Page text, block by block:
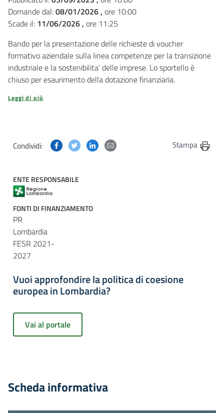
Domande dal:08/01/2026 , ore 10:00
Scade il: 11/06/2026 , ore 11:25
Bando per la presentazione delle richieste di voucher
formativo aziendale sulla linea competenze per la transizione
industriale e la sostenibilita’ delle imprese. Lo sportello è
chiuso per esaurimento della dotazione finanziaria.
Leggi di più
Condividi: Condividi questa pagina su Facebook
Condividi questa pagina su Twitter
Condividi questa pagina su Linkedin
Condividi questa pagina via
Stampa
ENTE RESPONSABILE
FONTI DI FINANZIAMENTO
PR
Lombardia
FESR 2021-
2027
Vuoi approfondire la politica di coesione
europea in Lombardia?
Vai al portale
Scheda informativa